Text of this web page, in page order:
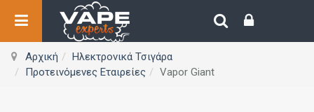
Αρχική
Ηλεκτρονικά Τσιγάρα
Προτεινόμενες Εταιρείες
Vapor Giant